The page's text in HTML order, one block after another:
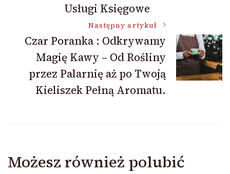
Usługi Księgowe
Następny artykuł
Czar Poranka : Odkrywamy
Magię Kawy – Od Rośliny
przez Palarnię aż po Twoją
Kieliszek Pełną Aromatu.
Możesz również polubić